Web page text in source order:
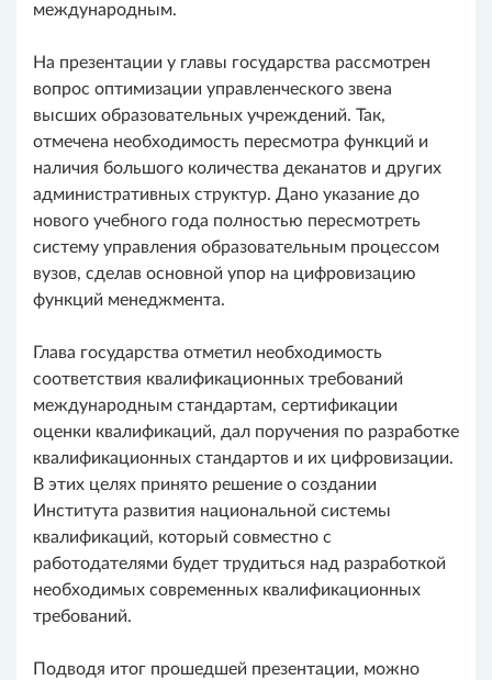
международным.
На презентации у главы государства рассмотрен
вопрос оптимизации управленческого звена
высших образовательных учреждений. Так,
отмечена необходимость пересмотра функций и
наличия большого количества деканатов и других
административных структур. Дано указание до
нового учебного года полностью пересмотреть
систему управления образовательным процессом
вузов, сделав основной упор на цифровизацию
функций менеджмента.
Глава государства отметил необходимость
соответствия квалификационных требований
международным стандартам, сертификации
оценки квалификаций, дал поручения по разработке
квалификационных стандартов и их цифровизации.
В этих целях принято решение о создании
Института развития национальной системы
квалификаций, который совместно с
работодателями будет трудиться над разработкой
необходимых современных квалификационных
требований.
Подводя итог прошедшей презентации, можно